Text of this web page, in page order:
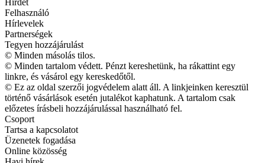
Hirdet
Felhasználó
Hírlevelek
Partnerségek
Tegyen hozzájárulást
© Minden másolás tilos.
© Minden tartalom védett. Pénzt kereshetünk, ha rákattint egy
linkre, és vásárol egy kereskedőtől.
© Ez az oldal szerzői jogvédelem alatt áll. A linkjeinken keresztül
történő vásárlások esetén jutalékot kaphatunk. A tartalom csak
előzetes írásbeli hozzájárulással használható fel.
Csoport
Tartsa a kapcsolatot
Üzenetek fogadása
Online közösség